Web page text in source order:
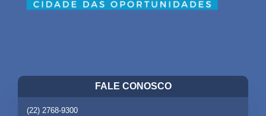
FALE CONOSCO
(22) 2768-9300